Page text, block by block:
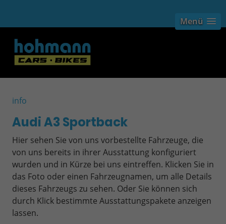
Menü
info
Audi A3 Sportback
Hier sehen Sie von uns vorbestellte Fahrzeuge, die
von uns bereits in ihrer Ausstattung konfiguriert
wurden und in Kürze bei uns eintreffen. Klicken Sie in
das Foto oder einen Fahrzeugnamen, um alle Details
dieses Fahrzeugs zu sehen. Oder Sie können sich
durch Klick bestimmte Ausstattungspakete anzeigen
lassen.